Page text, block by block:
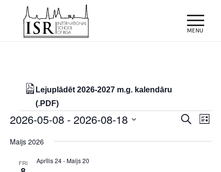
Lejuplādēt 2026-2027 m.g. kalendāru
(.PDF)
Notikumi Meklēt
List
2026-05-08 - 2026-08-18
date.
Maijs 2026
FRI Aprīlis 24-Maijs 20